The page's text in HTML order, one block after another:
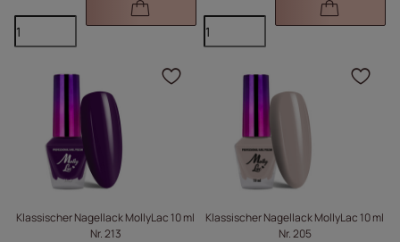
Klassischer Nagellack MollyLac 10 ml
Nr. 213
Klicken Sie, um das
Klassischer Nagellack MollyLac 10 ml
Nr. 205